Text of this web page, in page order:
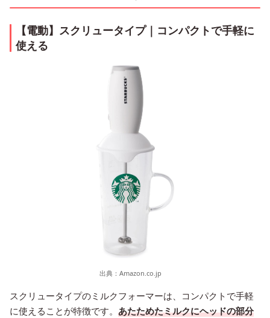
【電動】スクリュータイプ｜コンパクトで手軽に
使える
出典： Amazon.co.jp
スクリュータイプのミルクフォーマーは、コンパクトで手軽
に使えることが特徴です。 あたためたミルクにヘッドの部分